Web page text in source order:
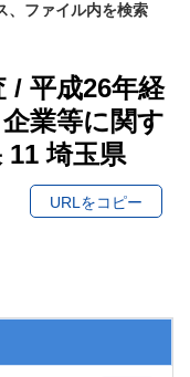
、ファイル内を検索
/ 平成26年経
業等に関す
11 埼玉県
URLをコピー